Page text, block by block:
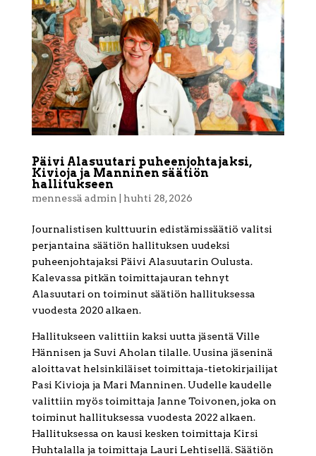
Päivi Alasuutari puheenjohtajaksi,
Kivioja ja Manninen säätiön
hallitukseen
mennessä admin huhti 28, 2026
Journalistisen kulttuurin edistämissäätiö valitsi
perjantaina säätiön hallituksen uudeksi
puheenjohtajaksi Päivi Alasuutarin Oulusta.
Kalevassa pitkän toimittajauran tehnyt
Alasuutari on toiminut säätiön hallituksessa
vuodesta 2020 alkaen.
Hallitukseen valittiin kaksi uutta jäsentä Ville
Hännisen ja Suvi Aholan tilalle. Uusina jäseninä
aloittavat helsinkiläiset toimittaja-tietokirjailijat
Pasi Kivioja ja Mari Manninen. Uudelle kaudelle
valittiin myös toimittaja Janne Toivonen, joka on
toiminut hallituksessa vuodesta 2022 alkaen.
Hallituksessa on kausi kesken toimittaja Kirsi
Huhtalalla ja toimittaja Lauri Lehtisellä. Säätiön